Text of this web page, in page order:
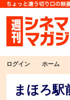
ログイン ホーム
まほろ駅